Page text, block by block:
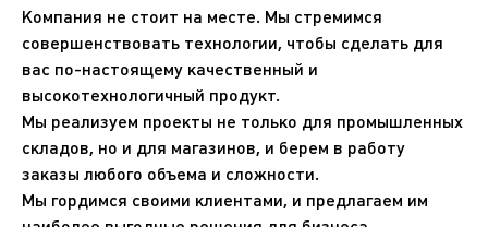
Компания не стоит на месте. Мы стремимся
совершенствовать технологии, чтобы сделать для
вас по-настоящему качественный и
высокотехнологичный продукт.
Мы реализуем проекты не только для промышленных
складов, но и для магазинов, и берем в работу
заказы любого объема и сложности.
Мы гордимся своими клиентами, и предлагаем им